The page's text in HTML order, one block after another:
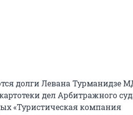
долги Левана Турманидзе
дел Арбитражного
«Туристическая компания